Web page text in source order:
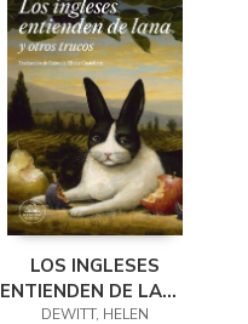
LOS INGLESES
ENTIENDEN DE LANA
(Y OTROS TRUCOS)
DEWITT, HELEN